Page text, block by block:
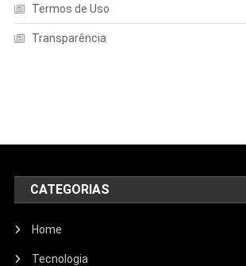
Termos de Uso
Transparência
CATEGORIAS
Home
Tecnologia